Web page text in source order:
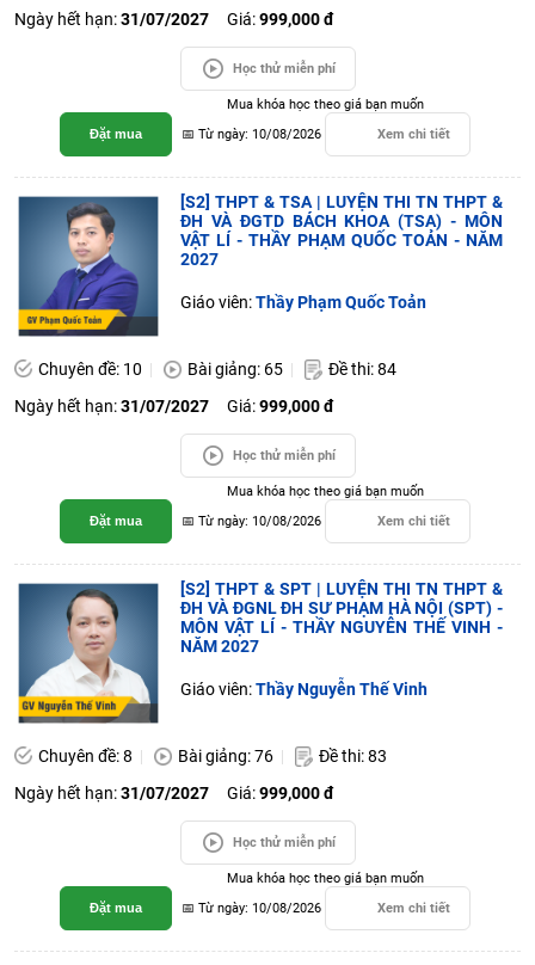
Ngày hết hạn:31/07/2027 Giá:999,000 đ
Học thử miễn phí
Đặt mua
Mua khóa học theo giá bạn muốn
📅 Từ ngày: 10/08/2026
Xem chi tiết
[S2] THPT & TSA | LUYỆN THI TN THPT &
ĐH VÀ ĐGTD BÁCH KHOA (TSA) - MÔN
VẬT LÍ - THẦY PHẠM QUỐC TOẢN - NĂM
2027
Giáo viên:Thầy Phạm Quốc Toản
Chuyên đề: 10 Bài giảng: 65
Đề thi: 84
Ngày hết hạn:31/07/2027 Giá:999,000 đ
Học thử miễn phí
Đặt mua
Mua khóa học theo giá bạn muốn
📅 Từ ngày: 10/08/2026
Xem chi tiết
[S2] THPT & SPT | LUYỆN THI TN THPT &
ĐH VÀ ĐGNL ĐH SƯ PHẠM HÀ NỘI (SPT) -
MÔN VẬT LÍ - THẦY NGUYỄN THẾ VINH -
NĂM 2027
Giáo viên:Thầy Nguyễn Thế Vinh
Chuyên đề: 8 Bài giảng: 76
Đề thi: 83
Ngày hết hạn:31/07/2027 Giá:999,000 đ
Học thử miễn phí
Đặt mua
Mua khóa học theo giá bạn muốn
📅 Từ ngày: 10/08/2026
Xem chi tiết